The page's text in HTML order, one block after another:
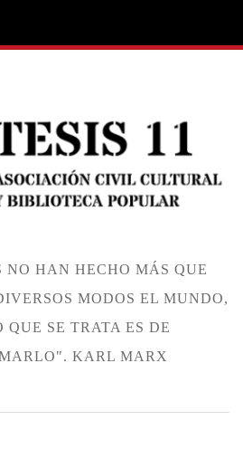
NO HAN HECHO MÁS QUE
MODOS EL MUNDO,
QUE SE TRATA ES DE
KARL MARX